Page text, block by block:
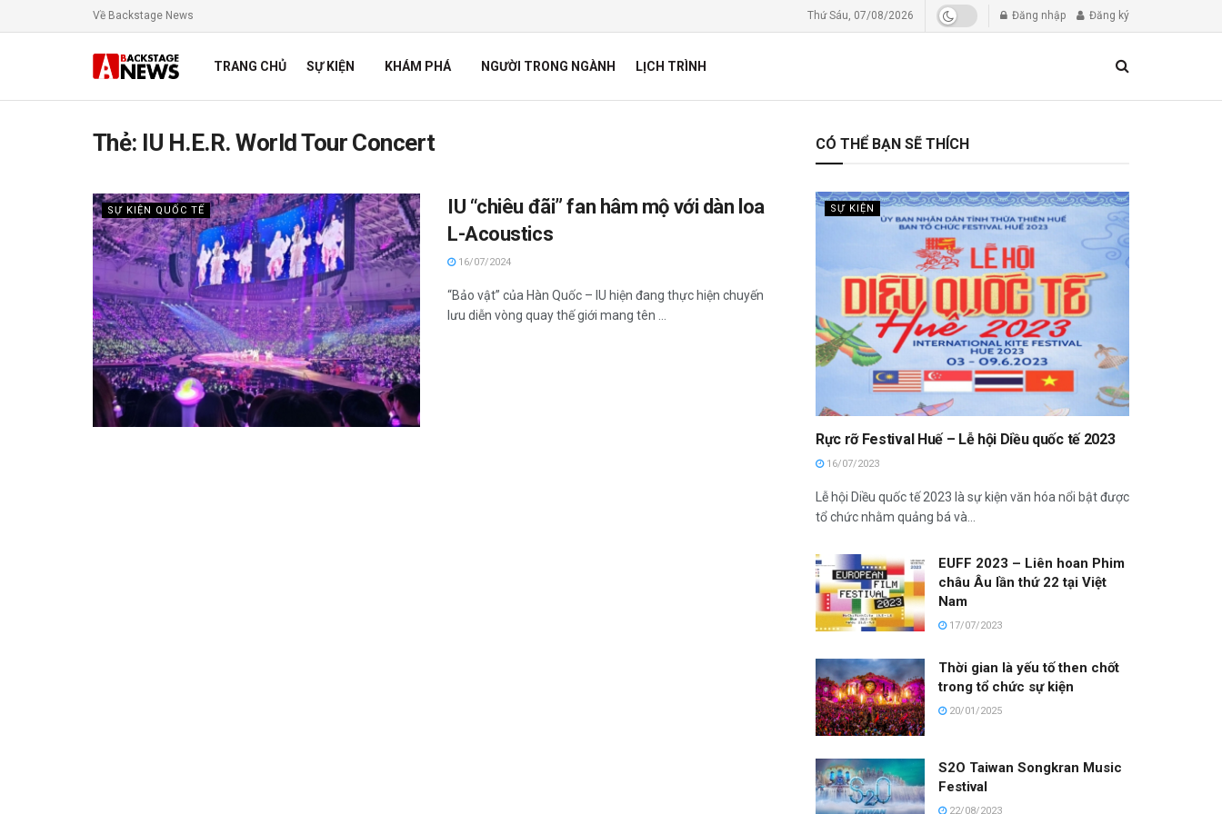
Về Backstage News Thứ Sáu, 07/08/2026 Đăng nhập Đăng ký
TRANG CHỦ SỰ KIỆN KHÁM PHÁ NGƯỜI TRONG NGÀNH LỊCH TRÌNH
Thẻ: IU H.E.R. World Tour Concert
SỰ KIỆN QUỐC TẾ
IU “chiêu đãi” fan hâm mộ với dàn loa
L-Acoustics
16/07/2024
“Bảo vật” của Hàn Quốc – IU hiện đang thực hiện chuyến
lưu diễn vòng quay thế giới mang tên ...
CÓ THỂ BẠN SẼ THÍCH
SỰ KIỆN
Rực rỡ Festival Huế – Lễ hội Diều quốc tế 2023
16/07/2023
Lễ hội Diều quốc tế 2023 là sự kiện văn hóa nổi bật được
tổ chức nhằm quảng bá và...
EUFF 2023 – Liên hoan Phim
châu Âu lần thứ 22 tại Việt
Nam
17/07/2023
Thời gian là yếu tố then chốt
trong tổ chức sự kiện
20/01/2025
S2O Taiwan Songkran Music
Festival
22/08/2023